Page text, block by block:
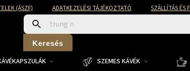
(ÁSZF) ADATKEZELÉSI TÁJÉKOZTATÓ SZÁLLÍTÁS ÉS
Keresés
SZEMES KÁVÉK